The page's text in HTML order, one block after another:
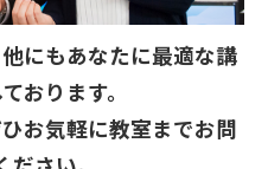
にもあなたに最適な講
おります。
お気軽に教室までお問